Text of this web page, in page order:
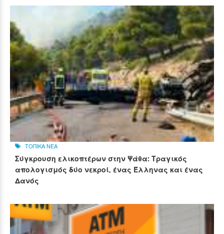
ΤΟΠΙΚΑ ΝΕΑ
Σύγκρουση ελικοπτέρων στην Ψάθα: Τραγικός
απολογισμός δύο νεκροί, ένας Έλληνας και ένας
Δανός